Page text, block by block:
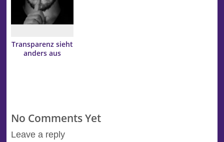
Transparenz sieht
anders aus
No Comments Yet
Leave a reply